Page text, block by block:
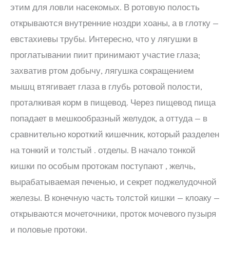
этим для ловли насекомых. В ротовую полость
открываются внутренние ноздри хоаны, а в глотку —
евстахиевы трубы. Интересно, что у лягушки в
проглатывании пиит принимают участие глаза;
захватив ртом добычу, лягушка сокращением
мышц втягивает глаза в глубь ротовой полости,
проталкивая корм в пищевод. Через пищевод пища
попадает в мешкообразный желудок, а оттуда — в
сравнительно короткий кишечник, который разделен
на тонкий и толстый . отделы. В начало тонкой
кишки по особым протокам поступают , желчь,
вырабатываемая печенью, и секрет поджелудочной
железы. В конечную часть толстой кишки — клоаку —
открываются мочеточники, проток мочевого пузыря
и половые протоки.